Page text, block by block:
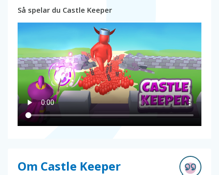
Så spelar du Castle Keeper
Om Castle Keeper